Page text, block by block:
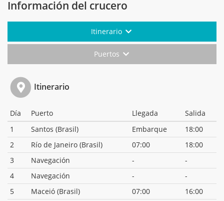
Información del crucero
Itinerario
Puertos
Itinerario
Día Puerto Llegada
Salida
1
Santos (Brasil) Embarque
18:00
2
Río de Janeiro (Brasil) 07:00
18:00
3
Navegación -
-
4
Navegación -
-
5
Maceió (Brasil) 07:00
16:00